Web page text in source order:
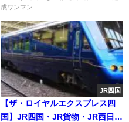
成ワンマン...
JR四国
【ザ・ロイヤルエクスプレス四
国】JR四国・JR貨物・JR西日